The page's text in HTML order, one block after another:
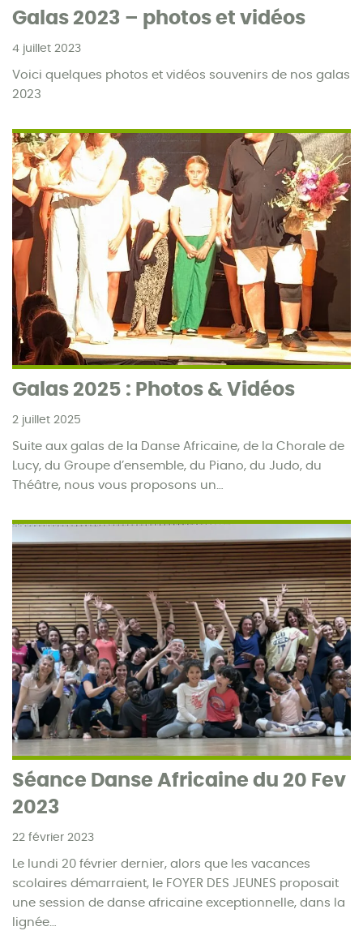
Galas 2023 – photos et vidéos
4 juillet 2023
Voici quelques photos et vidéos souvenirs de nos galas
2023
Galas 2025 : Photos & Vidéos
2 juillet 2025
Suite aux galas de la Danse Africaine, de la Chorale de
Lucy, du Groupe d’ensemble, du Piano, du Judo, du
Théâtre, nous vous proposons un…
Séance Danse Africaine du 20 Fev
2023
22 février 2023
Le lundi 20 février dernier, alors que les vacances
scolaires démarraient, le FOYER DES JEUNES proposait
une session de danse africaine exceptionnelle, dans la
lignée…